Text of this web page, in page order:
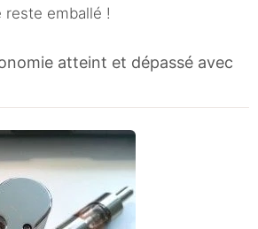
emballé !
atteint et dépassé avec